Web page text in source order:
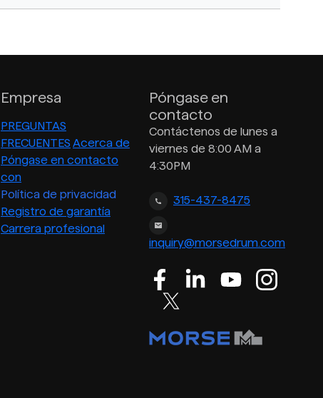
Empresa
PREGUNTAS
FRECUENTES Acerca de
Póngase en contacto
con
Política de privacidad
Registro de garantía
Carrera profesional
Póngase en
contacto
Contáctenos de lunes a
viernes de 8:00 AM a
4:30PM
315-437-8475
inquiry@morsedrum.com